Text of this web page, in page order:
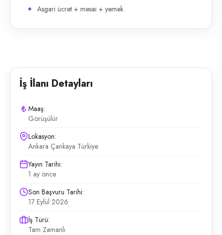
Asgari ücret + mesai + yemek
İş İlanı Detayları
Maaş:
Görüşülür
Lokasyon:
Ankara Çankaya Türkiye
Yayın Tarihi:
1 ay önce
Son Başvuru Tarihi:
17 Eylül 2026
İş Türü:
Tam Zamanlı